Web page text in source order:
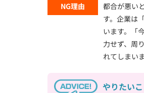
NG理由
都合が悪い
す。企業は
います。「
力せず、周
れてしまい
やりたい